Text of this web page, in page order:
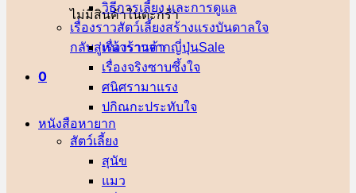
ไม่มีสินค้าในตะกร้า
กลับสู่หน้าร้านค้า
0
วิธีการเลี้ยง และการดูแล
เรื่องราวสัตว์เลี้ยงสร้างแรงบันดาลใจ
เรื่องราวจากญี่ปุ่น
เรื่องจริงซาบซึ้งใจ
ศนิศรา
ปกิณกะประทับใจ
หนังสือหายาก
สัตว์เลี้ยง
สุนัข
แมว